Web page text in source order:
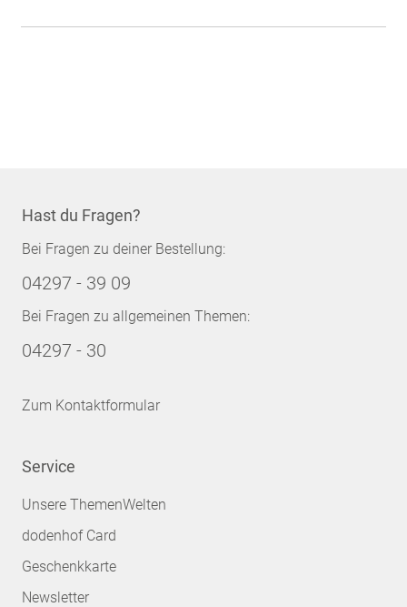
Hast du Fragen?
Bei Fragen zu deiner Bestellung:
04297 - 39 09
Bei Fragen zu allgemeinen Themen:
04297 - 30
Zum Kontaktformular
Service
Unsere ThemenWelten
dodenhof Card
Geschenkkarte
Newsletter